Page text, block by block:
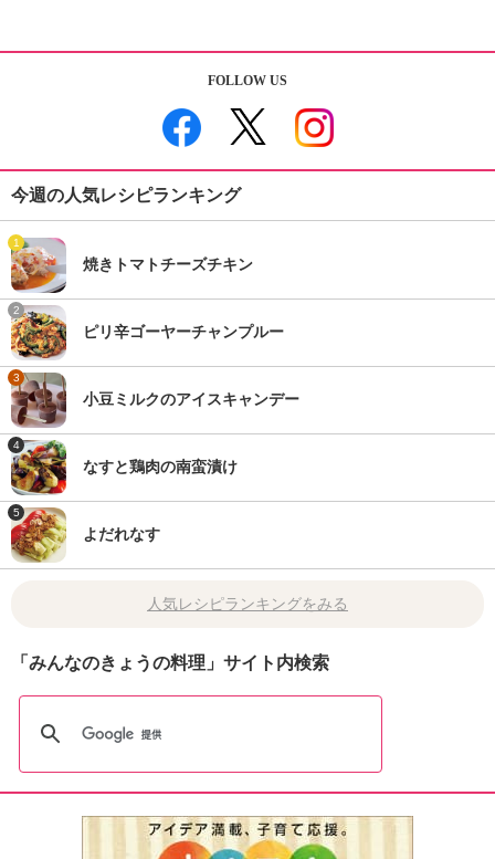
FOLLOW US
今週の人気レシピランキング
1
焼きトマトチーズチキン
2
ピリ辛ゴーヤーチャンプルー
3
小豆ミルクのアイスキャンデー
4
なすと鶏肉の南蛮漬け
5
よだれなす
人気レシピランキングをみる
「みんなのきょうの料理」サイト内検索